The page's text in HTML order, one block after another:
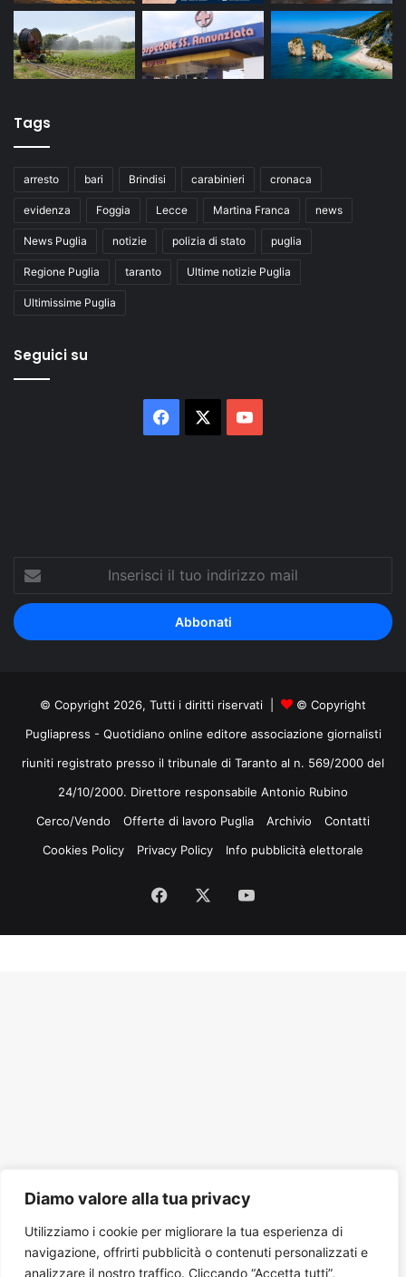
Diamo valore alla tua privacy
Utilizziamo i cookie per migliorare la tua esperienza di
navigazione, offrirti pubblicità o contenuti personalizzati e
analizzare il nostro traffico. Cliccando “Accetta tutti”,
Tags
arresto bari Brindisi carabinieri cronaca
evidenza Foggia Lecce Martina Franca news
News Puglia notizie polizia di stato puglia
Regione Puglia taranto Ultime notizie Puglia
Ultimissime Puglia
Seguici su
Facebook You
tuo
indirizzo
mail
© Copyright 2026, Tutti i diritti riservati |
© Copyright
Pugliapress - Quotidiano online editore associazione giornalisti
riuniti registrato presso il tribunale di Taranto al n. 569/2000 del
24/10/2000. Direttore responsabile Antonio Rubino
Cerco/Vendo
Offerte di lavoro Puglia Archivio
Contatti
Cookies Policy
Privacy Policy Info pubblicità elettorale
Facebook You
Tube